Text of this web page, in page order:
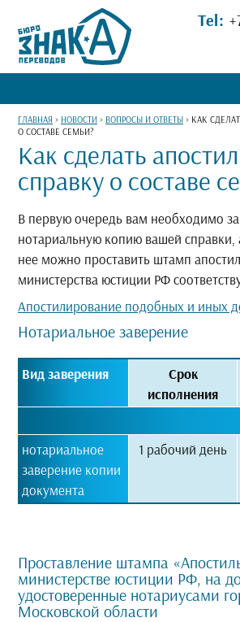
Tel:
ГЛАВНАЯ > НОВОСТИ > ВОПРОСЫ И ОТВЕТЫ > КАК
О СОСТАВЕ СЕМЬИ?
Как сделать
справку о составе
В первую очередь вам необходимо
нотариальную копию вашей справки,
нее можно проставить штамп
министерства юстиции РФ
Апостилирование подобных и иных
Нотариальное заверение
Вид заверения
Срок
исполнения
нотариальное
заверение копии
документа
1 рабочий день
Проставление штампа
министерстве юстиции РФ, на
удостоверенные нотариусами
Московской области